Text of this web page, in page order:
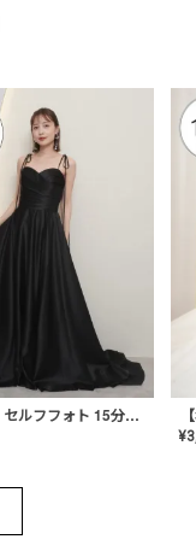
【大阪店】セルフフォト 15分撮り放題プラン
¥